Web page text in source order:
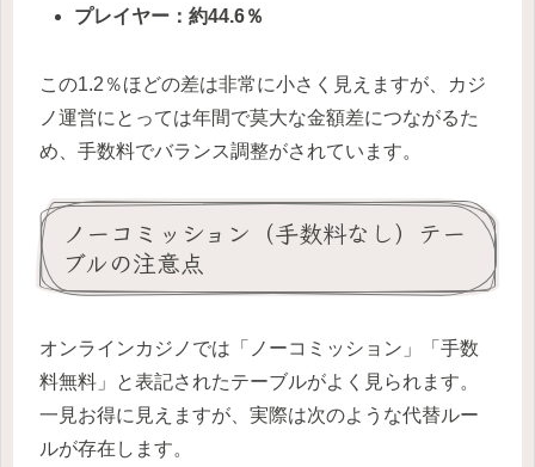
プレイヤー：約44.6％
この1.2％ほどの差は非常に小さく見えますが、カジ
ノ運営にとっては年間で莫大な金額差につながるた
め、手数料でバランス調整がされています。
ノーコミッション（手数料なし）テー
ブルの注意点
オンラインカジノでは「ノーコミッション」「手数
料無料」と表記されたテーブルがよく見られます。
一見お得に見えますが、実際は次のような代替ルー
ルが存在します。